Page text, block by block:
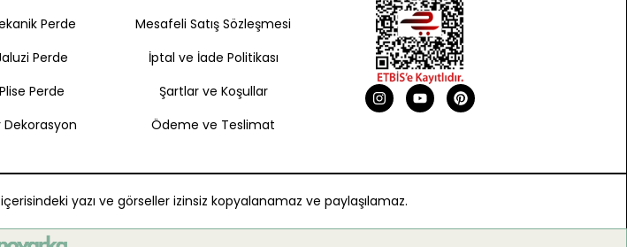
Perde
Perde
Plise Perde
Dekorasyon
Mesafeli Satış Sözleşmesi
İptal ve İade Politikası
Şartlar ve Koşullar
Ödeme ve Teslimat
içerisindeki yazı ve görseller izinsiz kopyalanamaz ve paylaşılamaz.